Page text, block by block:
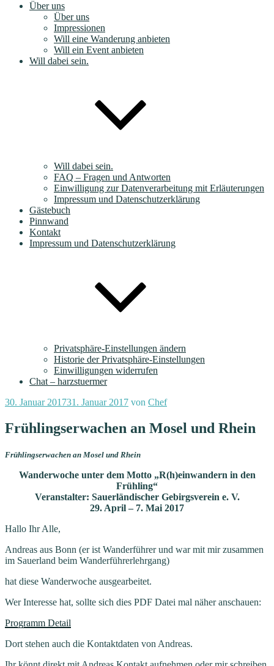
Über uns
Über uns
Impressionen
Will eine Wanderung anbieten
Will ein Event anbieten
Will dabei sein.
Will dabei sein.
FAQ – Fragen und Antworten
Einwilligung zur Datenverarbeitung mit Erläuterungen
Impressum und Datenschutzerklärung
Gästebuch
Pinnwand
Kontakt
Impressum und Datenschutzerklärung
Privatsphäre-Einstellungen ändern
Historie der Privatsphäre-Einstellungen
Einwilligungen widerrufen
Chat – harzstuermer
Veröffentlicht
30. Januar 201731. Januar 2017 von Chef
Frühlingserwachen an Mosel und Rhein
Frühlingserwachen an Mosel und Rhein
Wanderwoche unter dem Motto „R(h)einwandern in den
Frühling“
Veranstalter: Sauerländischer Gebirgsverein e. V.
29. April – 7. Mai 2017
Hallo Ihr Alle,
Andreas aus Bonn (er ist Wanderführer und war mit mir zusammen
im Sauerland beim Wanderführerlehrgang)
hat diese Wanderwoche ausgearbeitet.
Wer Interesse hat, sollte sich dies PDF Datei mal näher anschauen:
Programm Detail
Dort stehen auch die Kontaktdaten von Andreas.